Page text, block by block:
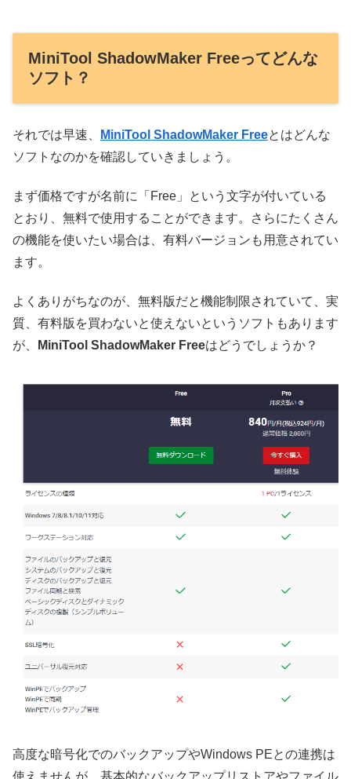
MiniTool ShadowMaker Freeってどんな
ソフト？
それでは早速、 MiniTool ShadowMaker Freeとはどんな
ソフトなのかを確認していきましょう。
まず価格ですが名前に「Free」という文字が付いている
とおり、無料で使用することができます。さらにたくさん
の機能を使いたい場合は、有料バージョンも用意されてい
ます。
よくありがちなのが、無料版だと機能制限されていて、実
質、有料版を買わないと使えないというソフトもあります
が、
MiniTool ShadowMaker Freeはどうでしょうか？
高度な暗号化でのバックアップやWindows PEとの連携は
使えませんが、基本的なバックアップリストアやファイル